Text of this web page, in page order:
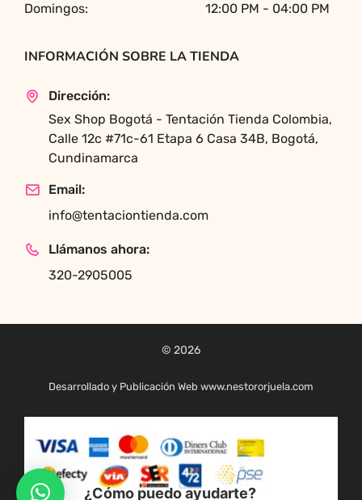
Domingos: 12:00 PM - 04:00 PM
INFORMACIÓN SOBRE LA TIENDA
Dirección:
Sex Shop Bogotá - Tentación Tienda Colombia,
Calle 12c #71c-61 Etapa 6 Casa 34B, Bogotá,
Cundinamarca
Email:
info@tentaciontienda.com
Llámanos ahora:
320-2905005
© 2026
Desarrollado y Publicación Web www.nestororjuela.com
¿Cómo puedo ayudarte?